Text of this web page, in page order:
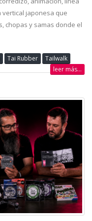
vertical japonesa que
chopas y samas donde el
Tai Rubber
Tailwalk
leer más...